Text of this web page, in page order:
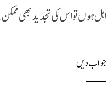
اہل ہوں تو اس کی تجدید بھی
جواب دیں